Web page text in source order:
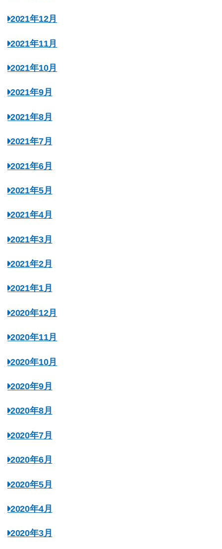
2021年12月
2021年11月
2021年10月
2021年9月
2021年8月
2021年7月
2021年6月
2021年5月
2021年4月
2021年3月
2021年2月
2021年1月
2020年12月
2020年11月
2020年10月
2020年9月
2020年8月
2020年7月
2020年6月
2020年5月
2020年4月
2020年3月